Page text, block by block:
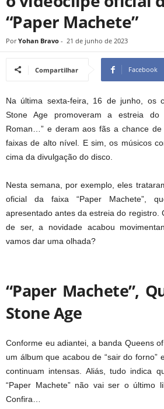
“Paper Machete”
Por Yohan Bravo - 21 de junho de 2023
Compartilhar Facebook
Na última sexta-feira, 16 de junho, os
Stone Age promoveram a estreia do
Roman…” e deram aos fãs a chance
faixas de alto nível. E sim, os músicos
cima da divulgação do disco.
Nesta semana, por exemplo, eles
oficial da faixa “Paper Machete”,
apresentado antes da estreia do registro.
de ser, a novidade acabou
vamos dar uma olhada?
“Paper Machete”,
Stone Age
Conforme eu adiantei, a banda Queens
um álbum que acabou de “sair do forno”
continuam intensas. Aliás, tudo indica
“Paper Machete” não vai ser o último
Confira…